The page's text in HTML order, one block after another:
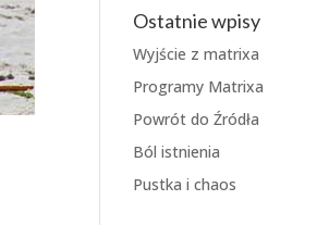
Ostatnie wpisy
Wyjście z matrixa
Programy Matrixa
Powrót do Źródła
Ból istnienia
Pustka i chaos